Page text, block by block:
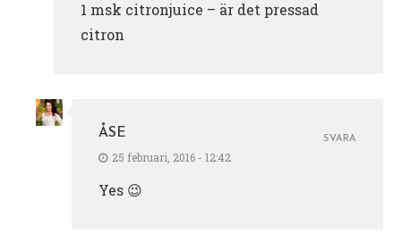
1 msk citronjuice – är det pressad
citron
ÅSE
25 februari, 2016 - 12:42
Yes 😉
SVARA